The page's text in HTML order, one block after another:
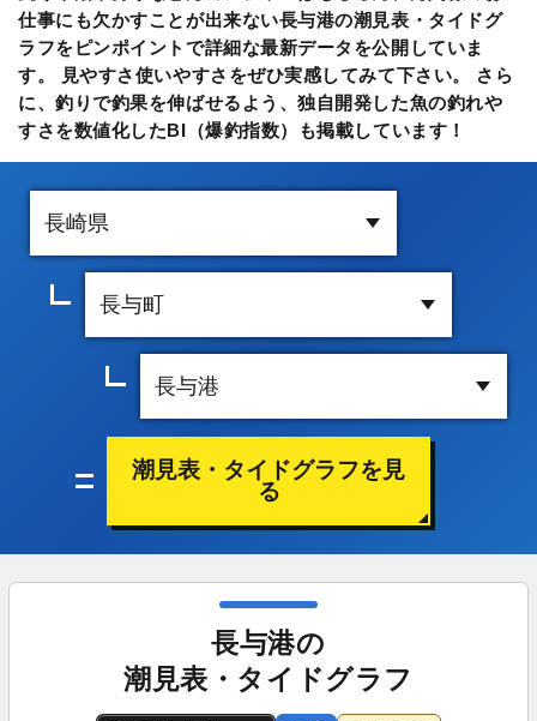
仕事にも欠かすことが出来ない長与港の潮見表・タイドグ
ラフをピンポイントで詳細な最新データを公開していま
す。 見やすさ使いやすさをぜひ実感してみて下さい。 さら
に、釣りで釣果を伸ばせるよう、独自開発した魚の釣れや
すさを数値化したBI（爆釣指数）も掲載しています！
潮見表・タイドグラフを見
る
長与港の
潮見表・タイドグラフ